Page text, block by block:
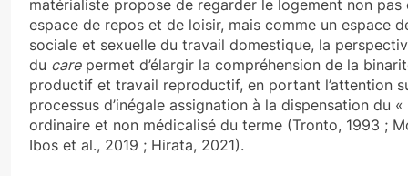
matérialiste propose de regarder le logement non pas
espace de repos et de loisir, mais comme un espace
sociale et sexuelle du travail domestique, la
du carepermet d’élargir la compréhension de la
productif et travail reproductif, en portant l’attention
processus d’inégale assignation à la dispensation du
ordinaire et non médicalisé du terme (Tronto, 1993 ;
Ibos et al., 2019 ; Hirata, 2021).